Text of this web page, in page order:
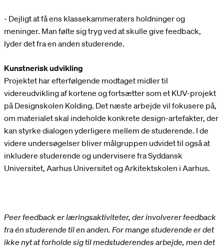
- Dejligt at få ens klassekammeraters holdninger og
meninger. Man følte sig tryg ved at skulle give feedback,
lyder det fra en anden studerende.
Kunstnerisk udvikling
Projektet har efterfølgende modtaget midler til
videreudvikling af kortene og fortsætter som et KUV-projekt
på Designskolen Kolding. Det næste arbejde vil fokusere på,
om materialet skal indeholde konkrete design-artefakter, der
kan styrke dialogen yderligere mellem de studerende. I de
videre undersøgelser bliver målgruppen udvidet til også at
inkludere studerende og undervisere fra Syddansk
Universitet, Aarhus Universitet og Arkitektskolen i Aarhus.
Peer feedback er læringsaktiviteter, der involverer feedback
fra én studerende til en anden. For mange studerende er det
ikke nyt at forholde sig til medstuderendes arbejde, men det